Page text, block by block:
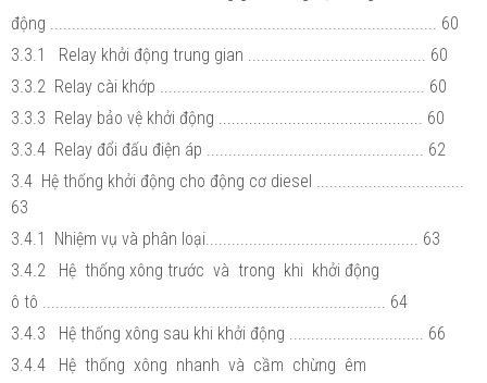
động ......................................................................................... 60
3.3.1 Relay khởi động trung gian ......................................... 60
3.3.2 Relay cài khớp ............................................................. 60
3.3.3 Relay bảo vệ khởi động ............................................... 60
3.3.4 Relay đổi đấu điện áp .................................................. 62
3.4 Hệ thống khởi động cho động cơ diesel ..................................
63
3.4.1 Nhiệm vụ và phân loại................................................. 63
3.4.2 Hệ thống xông trước và trong khi khởi động
ô tô ............................................................................... 64
3.4.3 Hệ thống xông sau khi khởi động ............................... 66
3.4.4 Hệ thống xông nhanh và cầm chừng êm